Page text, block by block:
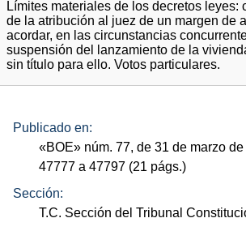
Límites materiales de los decretos leyes:
de la atribución al juez de un margen de
acordar, en las circunstancias
suspensión del lanzamiento de la
sin título para ello. Votos particulares.
Publicado en:
«BOE» núm. 77, de 31 de marzo
47777 a 47797 (21 págs.)
Sección:
T.C. Sección del Tribunal